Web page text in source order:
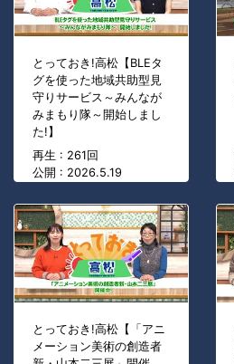
とっておき!高松【BLEタ
グを使った地域共助型見
守りサービス～みんなが
みまもり隊～開始しまし
た!】
再生 : 261回
公開 : 2026.5.19
とっておき!高松【「アニ
メーション美術の創造者